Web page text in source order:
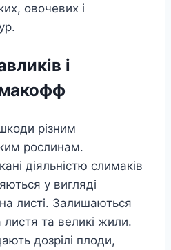
овочевих і
і
різним
рослинам.
діяльністю слимаків
у вигляді
листі. Залишаються
та великі жили.
дозрілі плоди,